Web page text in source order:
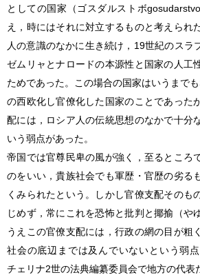
としての国家（ゴスダルストボ
え，時にはそれに対立するものと考えられ
人の意識のなかに生き続け，19世紀のスラ
ゼムリャとナロードの本源性と国家の人工
ためであった。この場合の国家はいうまで
の西欧化し官僚化した国家のことであった
配には，ロシア人の伝統思想のなかで十分
いう弱点があった。
帝国では官尊民卑の風が強く，至るところ
のをいい，貴族社会でも軍歴・官歴の劣る
くみられたという。しかし官僚支配そのも
じめず，常にこれを恐怖と批判と揶揄（や
うえこの官僚支配には，行政の網の目が粗
社会の底辺までは及んでいないという弱
チェリナ2世の法典編纂委員会で地方の代表